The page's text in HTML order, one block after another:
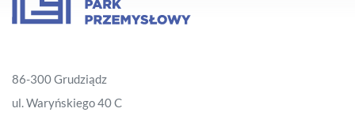
86-300 Grudziądz
ul. Waryńskiego 40 C